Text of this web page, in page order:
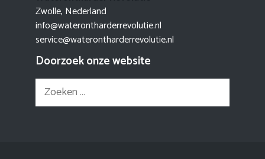
Zwolle, Nederland
info@waterontharderrevolutie.nl
service@waterontharderrevolutie.nl
Doorzoek onze website
Zoek
naar: